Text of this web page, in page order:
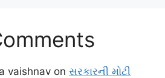
vaishnav on સરકારની મોટી